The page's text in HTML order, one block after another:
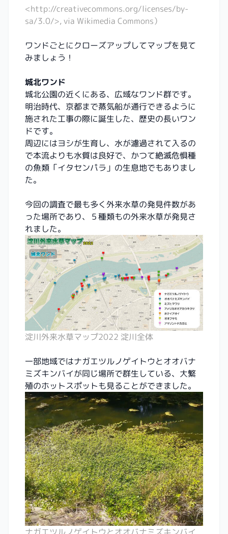
<http://creativecommons.org/licenses/by-
sa/3.0/>, via Wikimedia Commons）
ワンドごとにクローズアップしてマップを見て
みましょう！
城北ワンド
城北公園の近くにある、広域なワンド群です。
明治時代、京都まで蒸気船が通行できるように
施された工事の際に誕生した、歴史の長いワン
ドです。
周辺にはヨシが生育し、水が濾過されて入るの
で本流よりも水質は良好で、かつて絶滅危惧種
の魚類「イタセンパラ」の生息地でもありまし
た。
今回の調査で最も多く外来水草の発見件数があ
った場所であり、５種類もの外来水草が発見さ
れました。
淀川外来水草マップ2022 淀川全体
一部地域ではナガエツルノゲイトウとオオバナ
ミズキンバイが同じ場所で群生している、大繁
殖のホットスポットも見ることができました。